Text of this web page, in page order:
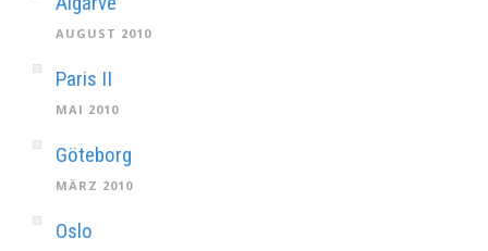
AUGUST 2010
Paris II
MAI 2010
Göteborg
MÄRZ 2010
Oslo